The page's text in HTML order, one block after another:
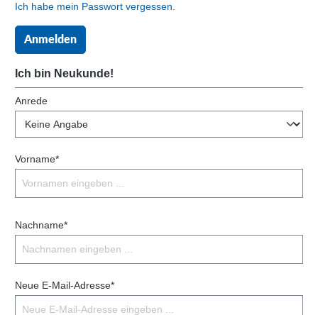
Ich habe mein Passwort vergessen.
Anmelden
Ich bin Neukunde!
Anrede
Vorname*
Nachname*
Neue E-Mail-Adresse*